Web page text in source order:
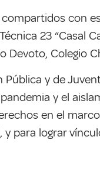
con
23 “Casal
Devoto, Colegio
Pública y de
y el
en el
para lograr